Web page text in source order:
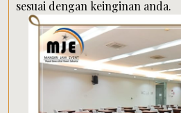
sesuai dengan keinginan anda.